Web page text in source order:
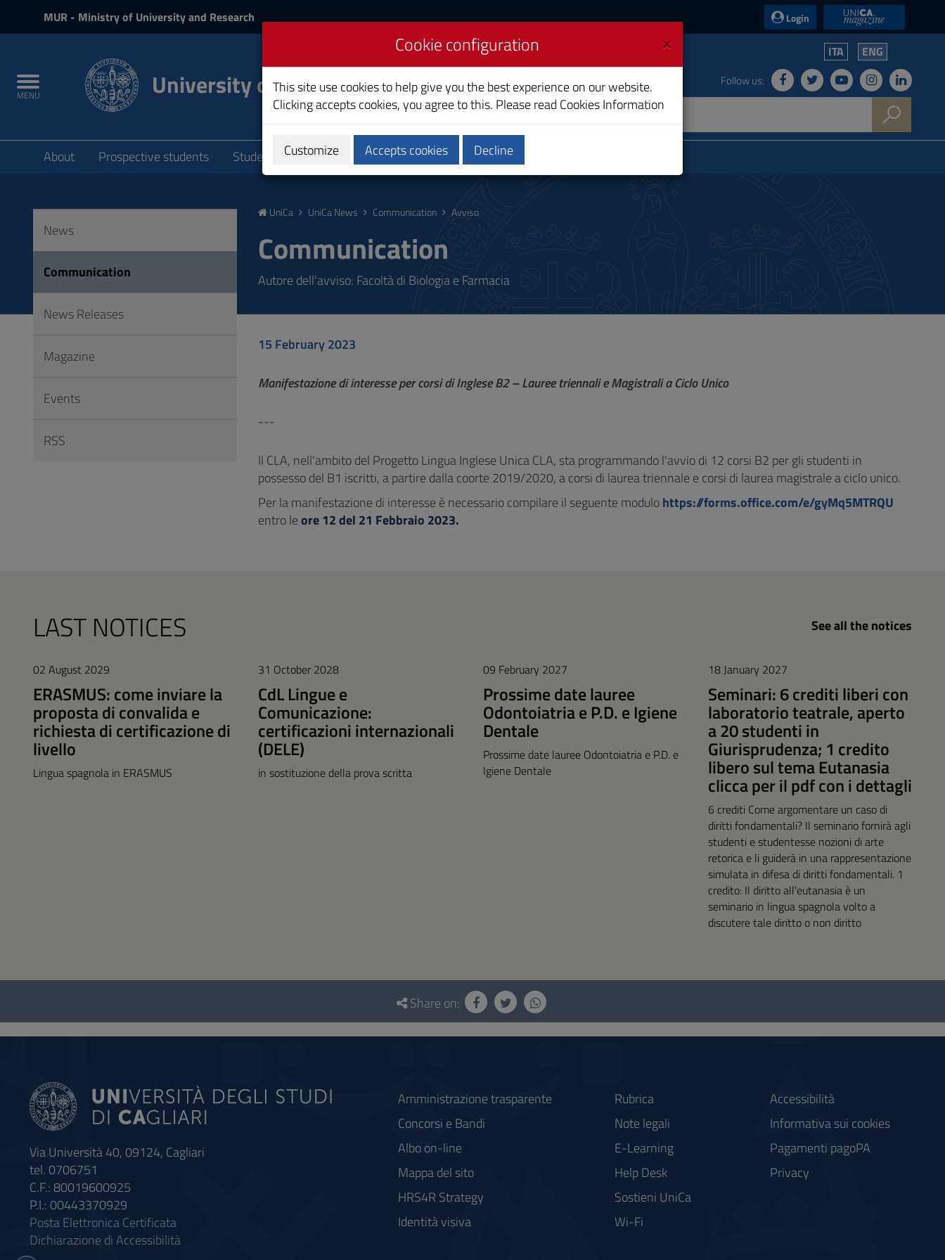
Footer
MUR - Ministry of University and Research Login UniCA News
Toggle
navigation
MENU University of Cagliari
ITA ENG
Follow us:
Submenu
About Prospective students Students Postgraduate Research Society and territory
UniCa UniCa News Communication Avviso
Communication
Autore dell'avviso: Facoltà di Biologia e Farmacia
15 February 2023
Manifestazione di interesse per corsi di Inglese B2 – Lauree triennali e Magistrali a Ciclo Unico
---
ll CLA, nell'ambito del Progetto Lingua Inglese Unica CLA, sta programmando l'avvio di 12 corsi B2 per gli studenti in
possesso del B1 iscritti, a partire dalla coorte 2019/2020, a corsi di laurea triennale e corsi di laurea magistrale a ciclo unico.
Per la manifestazione di interesse è necessario compilare il seguente modulohttps://forms.office.com/e/gyMq5MTRQU
entro leore 12 del 21 Febbraio 2023.
News
Communication
News Releases
Magazine
Events
RSS
LAST NOTICES See all the notices
02 August 2029
ERASMUS: come inviare la
proposta di convalida e
richiesta di certificazione di
livello
Lingua spagnola in ERASMUS
31 October 2028
CdL Lingue e
Comunicazione:
certificazioni internazionali
(DELE)
in sostituzione della prova scritta
09 February 2027
Prossime date lauree
Odontoiatria e P.D. e Igiene
Dentale
Prossime date lauree Odontoiatria e P.D. e
Igiene Dentale
18 January 2027
Seminari: 6 crediti liberi con
laboratorio teatrale, aperto
a 20 studenti in
Giurisprudenza; 1 credito
libero sul tema Eutanasia
clicca per il pdf con i dettagli
6 crediti Come argomentare un caso di
diritti fondamentali? Il seminario fornirà agli
studenti e studentesse nozioni di arte
retorica e li guiderà in una rappresentazione
simulata in difesa di diritti fondamentali. 1
credito: Il diritto all'eutanasia è un
seminario in lingua spagnola volto a
discutere tale diritto o non diritto
Questionnaire
social
Share on:
Via Università 40, 09124, Cagliari
tel. 0706751
C.F.: 80019600925
P.I.: 00443370929
Posta Elettronica Certificata
Dichiarazione di Accessibilità
Amministrazione trasparente
Concorsi e Bandi
Albo on-line
Mappa del sito
HRS4R Strategy
Identità visiva
Rubrica
Note legali
E-Learning
Help Desk
Sostieni UniCa
Wi-Fi
Accessibilità
Informativa sui cookies
Pagamenti pagoPA
Privacy
×
Cookie configuration
This site use cookies to help give you the best experience on our website.
Clicking accepts cookies, you agree to this. Please read Cookies Information
Customize Accepts cookies Decline